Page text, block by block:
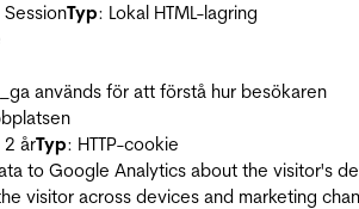
SessionTyp: Lokal HTML-lagring
används för att förstå hur besökaren
2 årTyp: HTTP-cookie
to Google Analytics about the visitor's
visitor across devices and marketing